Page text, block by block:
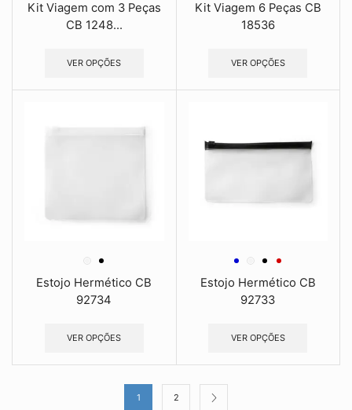
Kit Viagem com 3 Peças
CB 1248...
VER OPÇÕES
Kit Viagem 6 Peças CB
18536
VER OPÇÕES
Estojo Hermético CB
92734
VER OPÇÕES
Estojo Hermético CB
92733
VER OPÇÕES
1 2